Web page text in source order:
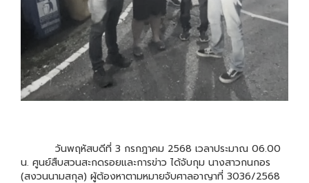
วันพฤหัสบดีที่ 3 กรกฎาคม 2568 เวลาประมาณ 06.00
น. ศูนย์สืบสวนสะกดรอยและการข่าว ได้จับกุม นางสาวกนกอร
(สงวนนามสกุล) ผู้ต้องหาตามหมายจับศาลอาญาที่ 3036/2568